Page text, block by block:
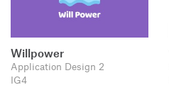
Willpower
Application Design 2
IG4